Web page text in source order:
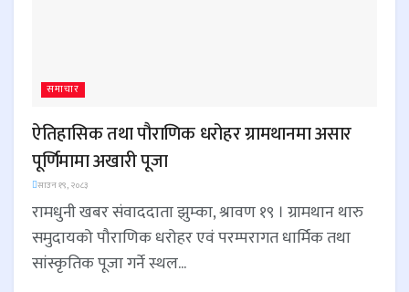
समाचार
ऐतिहासिक तथा पौराणिक धरोहर ग्रामथानमा असार
पूर्णिमामा अखारी पूजा
साउन १९, २०८३
रामधुनी खबर संवाददाता झुम्का, श्रावण १९ । ग्रामथान थारु
समुदायको पौराणिक धरोहर एवं परम्परागत धार्मिक तथा
सांस्कृतिक पूजा गर्ने स्थल...